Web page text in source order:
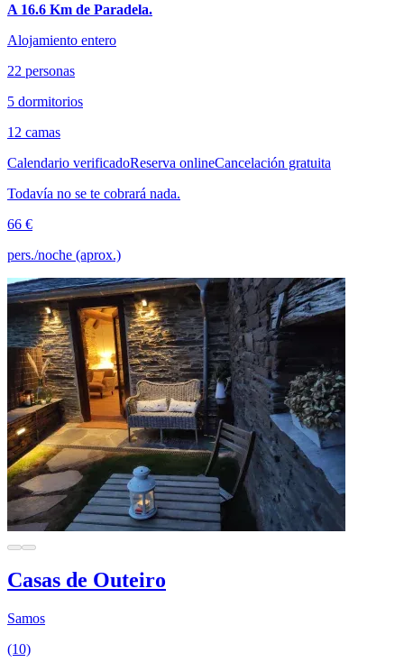
A 16.6 Km de Paradela.
Alojamiento entero
22 personas
5 dormitorios
12 camas
Calendario verificadoReserva onlineCancelación gratuita
Todavía no se te cobrará nada.
66 €
pers./noche (aprox.)
Casas de Outeiro
Samos
(10)